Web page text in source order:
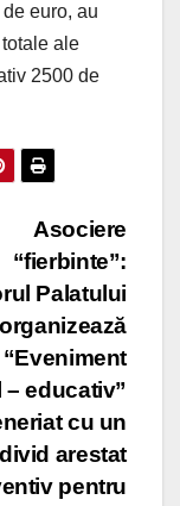
euro, au
ale
2500 de
Asociere
“fierbinte”:
Palatului
– educativ”
cu un
arestat
pentru